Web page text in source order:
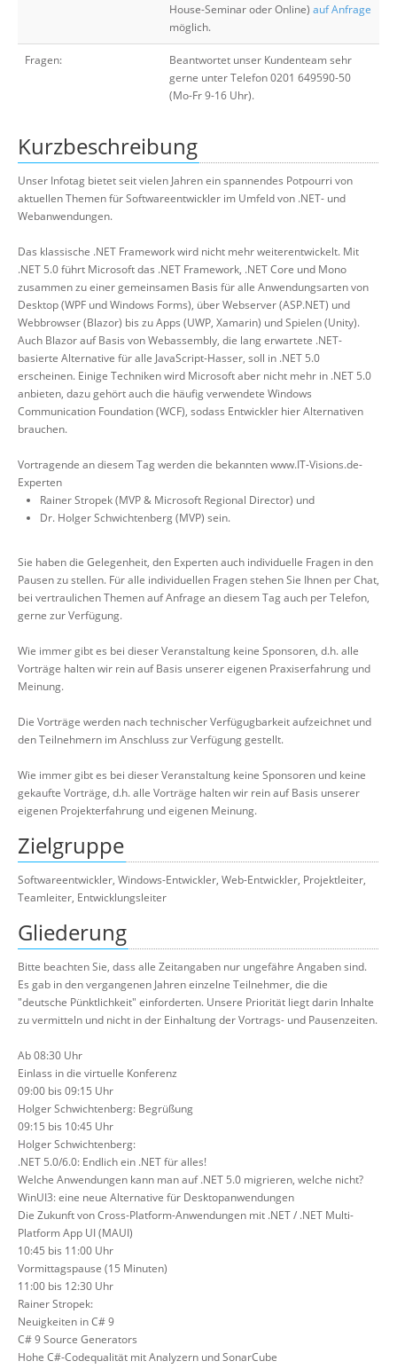
House-Seminar oder Online) auf Anfrage
möglich.
Fragen:
Beantwortet unser Kundenteam sehr
gerne unter Telefon 0201 649590-50
(Mo-Fr 9-16 Uhr).
Kurzbeschreibung
Unser Infotag bietet seit vielen Jahren ein spannendes Potpourri von
aktuellen Themen für Softwareentwickler im Umfeld von .NET- und
Webanwendungen.
Das klassische .NET Framework wird nicht mehr weiterentwickelt. Mit
.NET 5.0 führt Microsoft das .NET Framework, .NET Core und Mono
zusammen zu einer gemeinsamen Basis für alle Anwendungsarten von
Desktop (WPF und Windows Forms), über Webserver (ASP.NET) und
Webbrowser (Blazor) bis zu Apps (UWP, Xamarin) und Spielen (Unity).
Auch Blazor auf Basis von Webassembly, die lang erwartete .NET-
basierte Alternative für alle JavaScript-Hasser, soll in .NET 5.0
erscheinen. Einige Techniken wird Microsoft aber nicht mehr in .NET 5.0
anbieten, dazu gehört auch die häufig verwendete Windows
Communication Foundation (WCF), sodass Entwickler hier Alternativen
brauchen.
Vortragende an diesem Tag werden die bekannten www.IT-Visions.de-
Experten
Rainer Stropek (MVP & Microsoft Regional Director) und
Dr. Holger Schwichtenberg (MVP) sein.
Sie haben die Gelegenheit, den Experten auch individuelle Fragen in den
Pausen zu stellen. Für alle individuellen Fragen stehen Sie Ihnen per Chat,
bei vertraulichen Themen auf Anfrage an diesem Tag auch per Telefon,
gerne zur Verfügung.
Wie immer gibt es bei dieser Veranstaltung keine Sponsoren, d.h. alle
Vorträge halten wir rein auf Basis unserer eigenen Praxiserfahrung und
Meinung.
Die Vorträge werden nach technischer Verfügugbarkeit aufzeichnet und
den Teilnehmern im Anschluss zur Verfügung gestellt.
Wie immer gibt es bei dieser Veranstaltung keine Sponsoren und keine
gekaufte Vorträge, d.h. alle Vorträge halten wir rein auf Basis unserer
eigenen Projekterfahrung und eigenen Meinung.
Zielgruppe
Softwareentwickler, Windows-Entwickler, Web-Entwickler, Projektleiter,
Teamleiter, Entwicklungsleiter
Gliederung
Bitte beachten Sie, dass alle Zeitangaben nur ungefähre Angaben sind.
Es gab in den vergangenen Jahren einzelne Teilnehmer, die die
"deutsche Pünktlichkeit" einforderten. Unsere Priorität liegt darin Inhalte
zu vermitteln und nicht in der Einhaltung der Vortrags- und Pausenzeiten.
Ab 08:30 Uhr
Einlass in die virtuelle Konferenz
09:00 bis 09:15 Uhr
Holger Schwichtenberg: Begrüßung
09:15 bis 10:45 Uhr
Holger Schwichtenberg:
.NET 5.0/6.0: Endlich ein .NET für alles!
Welche Anwendungen kann man auf .NET 5.0 migrieren, welche nicht?
WinUI3: eine neue Alternative für Desktopanwendungen
Die Zukunft von Cross-Platform-Anwendungen mit .NET / .NET Multi-
Platform App UI (MAUI)
10:45 bis 11:00 Uhr
Vormittagspause (15 Minuten)
11:00 bis 12:30 Uhr
Rainer Stropek:
Neuigkeiten in C# 9
C# 9 Source Generators
Hohe C#-Codequalität mit Analyzern und SonarCube